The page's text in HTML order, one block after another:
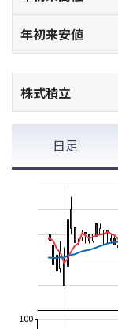
年初来安値
株式積立
日足
100